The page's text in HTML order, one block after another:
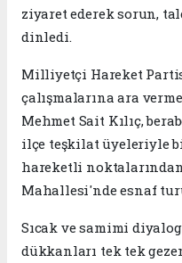
ziyaret ederek sorun,
dinledi.
Milliyetçi Hareket
çalışmalarına ara
Mehmet Sait Kılıç,
ilçe teşkilat üyeleriyle
hareketli
Mahallesi'nde esnaf
Sıcak ve samimi
dükkanları tek tek